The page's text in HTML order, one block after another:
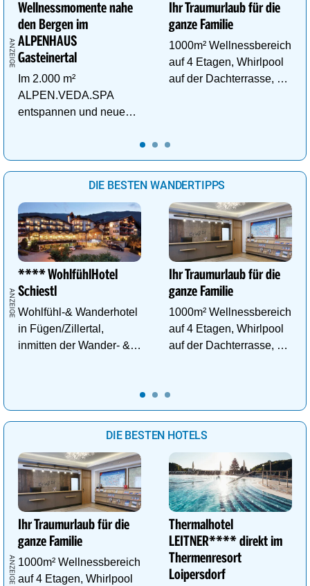
Wellnessmomente nahe
den Bergen im
ALPENHAUS
Gasteinertal
Im 2.000 m²
ALPEN.VEDA.SPA
entspannen und neue
Ihr Traumurlaub für die
ganze Familie
1000m² Wellnessbereich
auf 4 Etagen, Whirlpool
auf der Dachterrasse, 4
DIE BESTEN WANDERTIPPS
**** WohlfühlHotel
Schiestl
Wohlfühl-& Wanderhotel
in Fügen/Zillertal,
inmitten der Wander- &
Ihr Traumurlaub für die
ganze Familie
1000m² Wellnessbereich
auf 4 Etagen, Whirlpool
auf der Dachterrasse, 4
DIE BESTEN HOTELS
Ihr Traumurlaub für die
ganze Familie
1000m² Wellnessbereich
auf 4 Etagen, Whirlpool
Thermalhotel
LEITNER**** direkt im
Thermenresort
Loipersdorf